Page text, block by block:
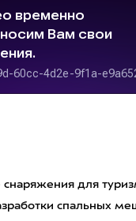
для
спальных